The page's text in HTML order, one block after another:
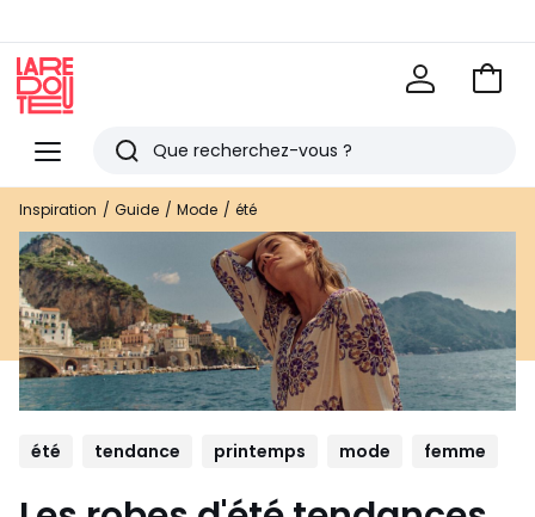
Menu
Redoute
Rechercher
Derniers
articles
vus
Voir
Inspiration Guide Mode été
été tendance printemps mode femme